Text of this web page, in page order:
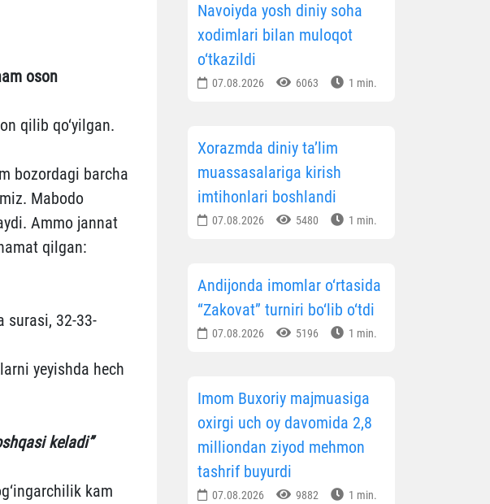
oson
qilib qo‘yilgan.
bozordagi barcha
Mabodo
Ammo jannat
qilgan:
surasi, 32-33-
yeyishda hech
keladi”
kam
Navoiyda yosh diniy soha
xodimlari bilan muloqot
o‘tkazildi
07.08.2026 6063 1 min.
Xorazmda diniy ta’lim
muassasalariga kirish
imtihonlari boshlandi
07.08.2026 5480 1 min.
Andijonda imomlar o‘rtasida
“Zakovat” turniri bo‘lib o‘tdi
07.08.2026 5196 1 min.
Imom Buxoriy majmuasiga
oxirgi uch oy davomida 2,8
milliondan ziyod mehmon
tashrif buyurdi
07.08.2026 9882 1 min.